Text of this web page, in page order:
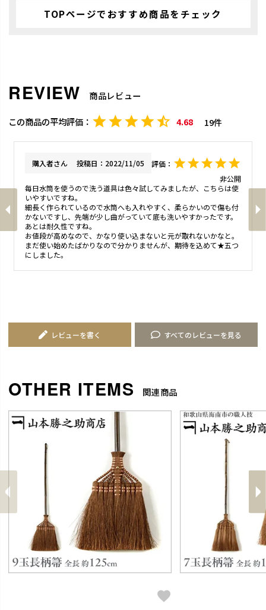
TOPページでおすすめ商品をチェック
商品レビュー
4.68 19
購入者
非公開
投稿日 2022/11/05
毎日水筒を使うので洗う道具は色々試してみましたが、こちらは使
いやすいですね。
細長く作られているので水筒へも入れやすく、柔らかいので傷も付
かないですし、先端が少し曲がっていて底も洗いやすかったです。
あとは耐久性ですね。
お値段が高めなので、かなり使い込まないと元が取れないかなと。
まだ使い始めたばかりなので分かりませんが、期待を込めて★五つ
にしました。
すべてのレビューを見る
レビューを書く
関連商品
前
へ 次
へ